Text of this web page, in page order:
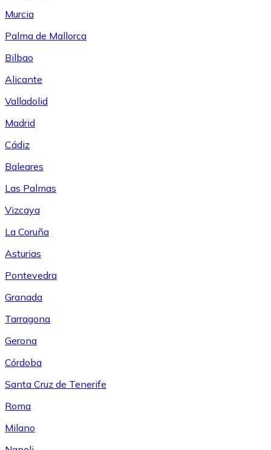
Murcia
Palma de Mallorca
Bilbao
Alicante
Valladolid
Madrid
Cádiz
Baleares
Las Palmas
Vizcaya
La Coruña
Asturias
Pontevedra
Granada
Tarragona
Gerona
Córdoba
Santa Cruz de Tenerife
Roma
Milano